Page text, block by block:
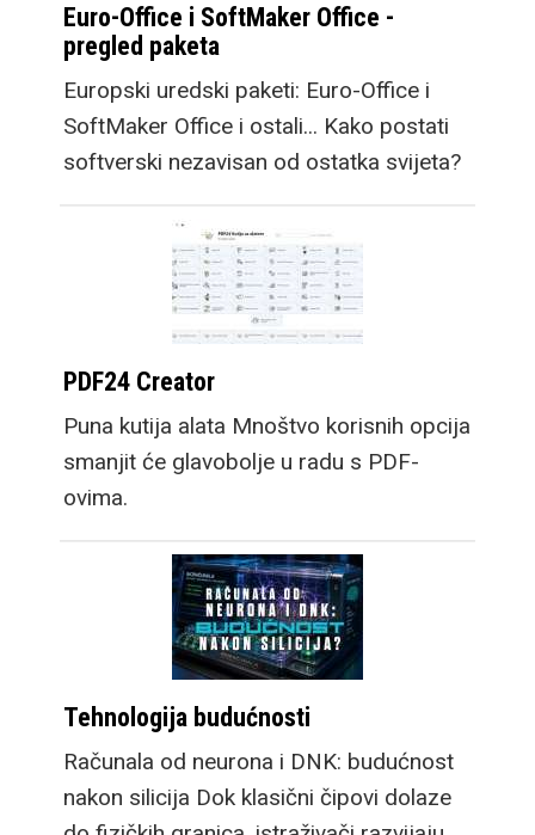
Euro-Office i SoftMaker Office -
pregled paketa
Europski uredski paketi: Euro-Office i
SoftMaker Office i ostali... Kako postati
softverski nezavisan od ostatka svijeta?
PDF24 Creator
Puna kutija alata Mnoštvo korisnih opcija
smanjit će glavobolje u radu s PDF-
ovima.
Tehnologija budućnosti
Računala od neurona i DNK: budućnost
nakon silicija Dok klasični čipovi dolaze